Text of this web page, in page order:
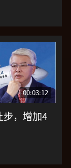
00:03:12
，增加4